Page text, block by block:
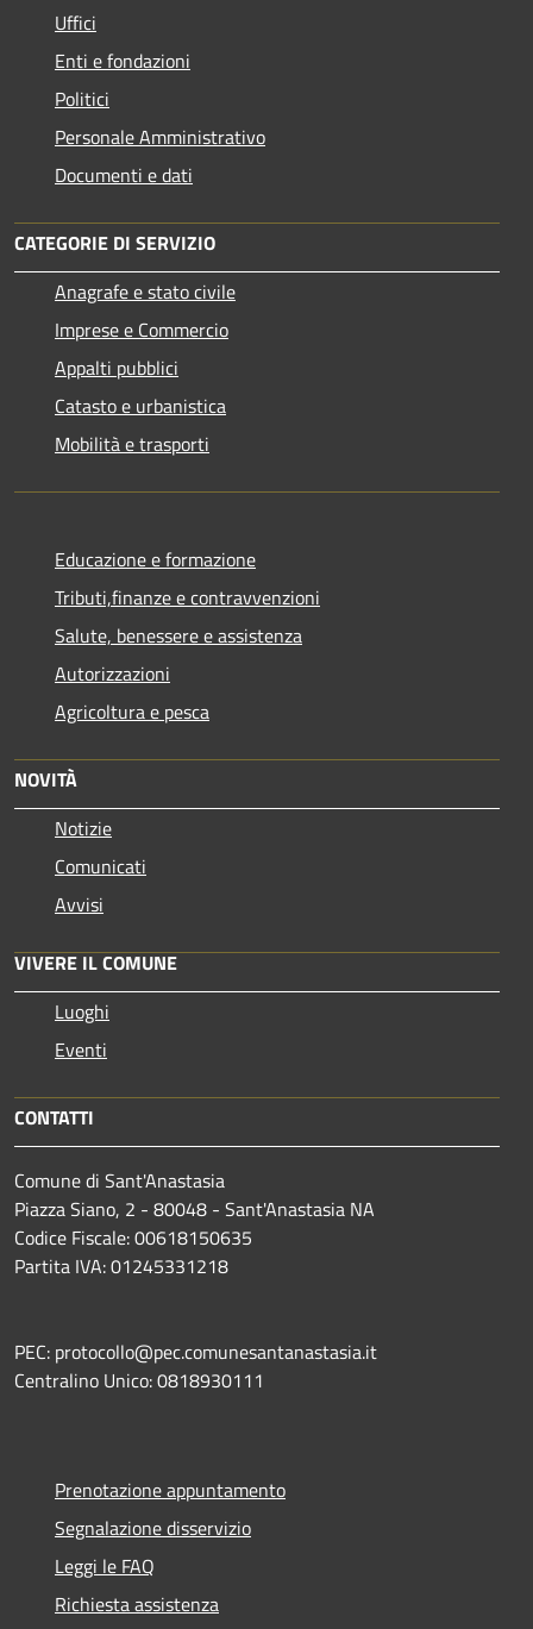
Uffici
Enti e fondazioni
Politici
Personale Amministrativo
Documenti e dati
CATEGORIE DI SERVIZIO
Anagrafe e stato civile
Imprese e Commercio
Appalti pubblici
Catasto e urbanistica
Mobilità e trasporti
Educazione e formazione
Tributi,finanze e contravvenzioni
Salute, benessere e assistenza
Autorizzazioni
Agricoltura e pesca
NOVITÀ
Notizie
Comunicati
Avvisi
VIVERE IL COMUNE
Luoghi
Eventi
CONTATTI
Comune di Sant'Anastasia
Piazza Siano, 2 - 80048 - Sant'Anastasia NA
Codice Fiscale: 00618150635
Partita IVA: 01245331218
PEC: protocollo@pec.comunesantanastasia.it
Centralino Unico: 0818930111
Prenotazione appuntamento
Segnalazione disservizio
Leggi le FAQ
Richiesta assistenza